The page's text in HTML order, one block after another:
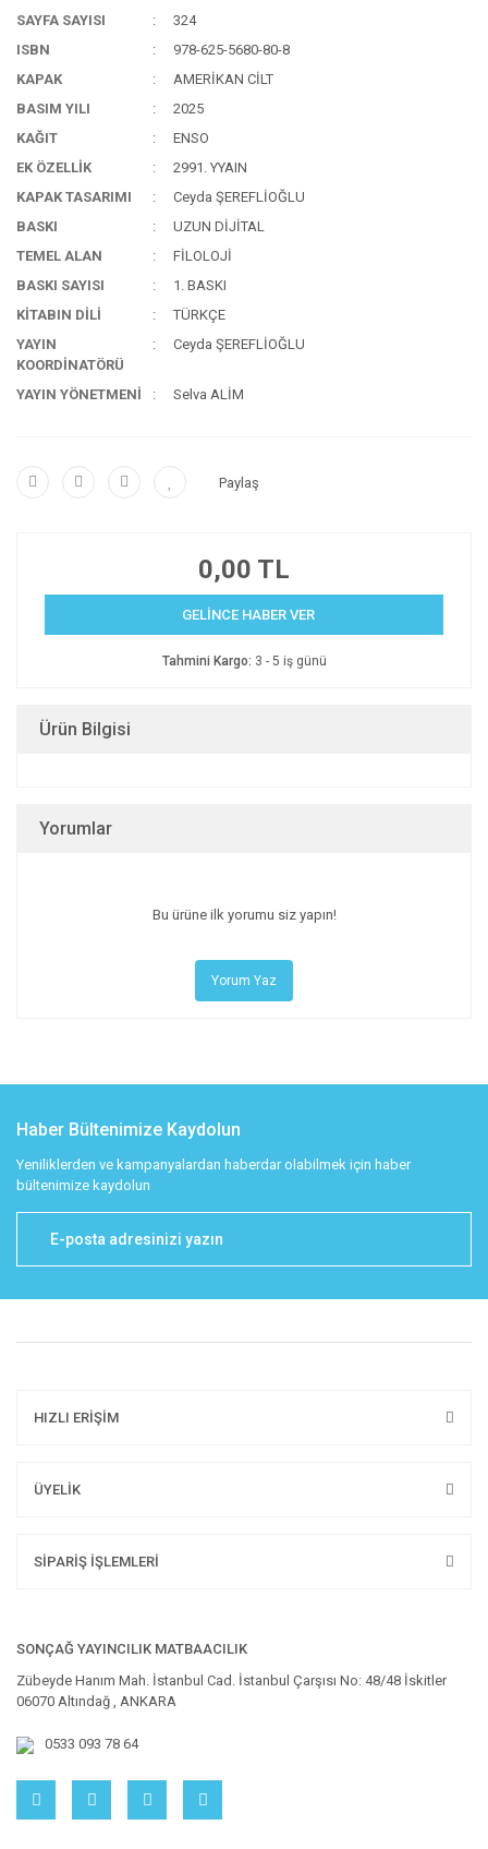
SAYFA SAYISI
324
ISBN
978-625-5680-80-8
KAPAK
AMERİKAN CİLT
BASIM YILI
2025
KAĞIT
ENSO
EK ÖZELLİK
2991. YYAIN
KAPAK TASARIMI
Ceyda ŞEREFLİOĞLU
BASKI
UZUN DİJİTAL
TEMEL ALAN
FİLOLOJİ
BASKI SAYISI
1. BASKI
KİTABIN DİLİ
TÜRKÇE
YAYIN
KOORDİNATÖRÜ
Ceyda ŞEREFLİOĞLU
YAYIN YÖNETMENİ Selva ALİM
Paylaş
0,00 TL
GELİNCE HABER VER
Tahmini Kargo: 3 - 5 iş günü
Ürün Bilgisi
Yorumlar
Bu ürüne ilk yorumu siz yapın!
Yorum Yaz
Haber Bültenimize Kaydolun
Yeniliklerden ve kampanyalardan haberdar olabilmek için haber
bültenimize kaydolun
HIZLI ERİŞİM
ÜYELİK
SİPARİŞ İŞLEMLERİ
SONÇAĞ YAYINCILIK MATBAACILIK
Zübeyde Hanım Mah. İstanbul Cad. İstanbul Çarşısı No: 48/48 İskitler
06070 Altındağ , ANKARA
0533 093 78 64